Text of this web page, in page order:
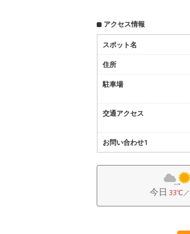
アクセス情報
スポット名
住所
駐車場
交通アクセス
お問い合わせ1
今日 33℃／